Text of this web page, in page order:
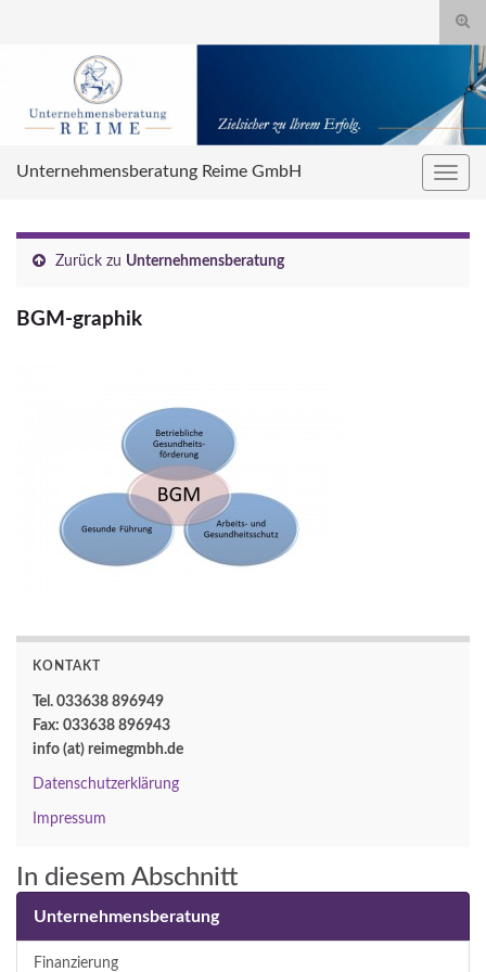
Search for:
Unternehmensberatung Reime GmbH
Zurück zu Unternehmensberatung
BGM-graphik
KONTAKT
Tel. 033638 896949
Fax: 033638 896943
info (at) reimegmbh.de
Datenschutzerklärung
Impressum
In diesem Abschnitt
Unternehmensberatung
Finanzierung